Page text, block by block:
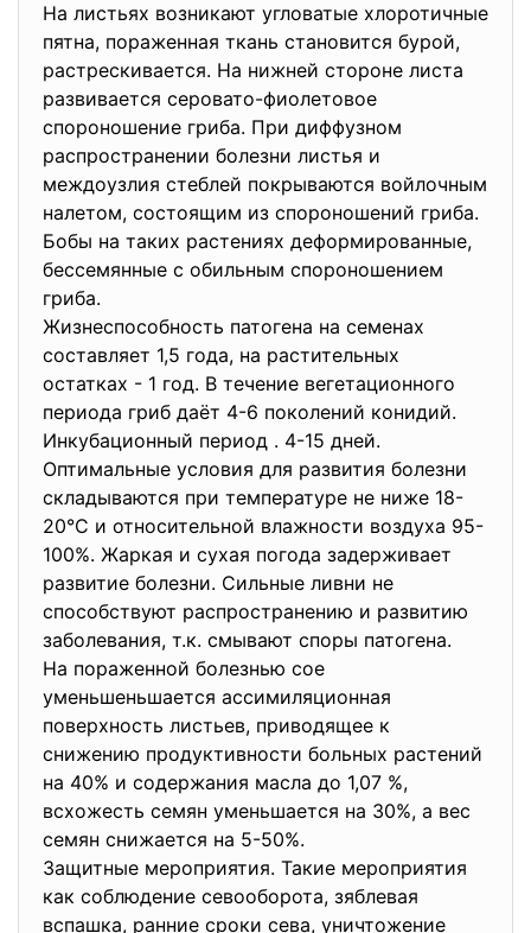
На листьях возникают угловатые хлоротичные
пятна, пораженная ткань становится бурой,
растрескивается. На нижней стороне листа
развивается серовато-фиолетовое
спороношение гриба. При диффузном
распространении болезни листья и
междоузлия стеблей покрываются войлочным
налетом, состоящим из спороношений гриба.
Бобы на таких растениях деформированные,
бессемянные с обильным спороношением
гриба.
Жизнеспособность патогена на семенах
составляет 1,5 года, на растительных
остатках - 1 год. В течение вегетационного
периода гриб даёт 4-6 поколений конидий.
Инкубационный период . 4-15 дней.
Оптимальные условия для развития болезни
складываются при температуре не ниже 18-
20°С и относительной влажности воздуха 95-
100%. Жаркая и сухая погода задерживает
развитие болезни. Сильные ливни не
способствуют распространению и развитию
заболевания, т.к. смывают споры патогена.
На пораженной болезнью сое
уменьшеньшается ассимиляционная
поверхность листьев, приводящее к
снижению продуктивности больных растений
на 40% и содержания масла до 1,07 %,
всхожесть семян уменьшается на 30%, а вес
семян снижается на 5-50%.
Защитные мероприятия. Такие мероприятия
как соблюдение севооборота, зяблевая
вспашка, ранние сроки сева, уничтожение